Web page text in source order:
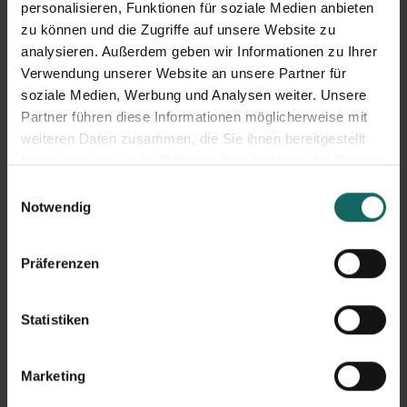
personalisieren, Funktionen für soziale Medien anbieten
zu können und die Zugriffe auf unsere Website zu
analysieren. Außerdem geben wir Informationen zu Ihrer
Verwendung unserer Website an unsere Partner für
soziale Medien, Werbung und Analysen weiter. Unsere
Partner führen diese Informationen möglicherweise mit
weiteren Daten zusammen, die Sie ihnen bereitgestellt
Notwendig
Präferenzen
Statistiken
Marketing
oder wieder in der Wohnung oder dem Haus wohnen
bleibt.
Wenn diese Genehmigung vom Vermieter vorliegt, sollte
man selbst einenMietvertrag aufsetzen. Dies ist zwar
erstmal kein Muss, sollte jedoch abgeschlossen werden,
damit man kein Risiko eingeht. Wenn man nicht genau
weiß, wie so ein Mietvertrag auszusehen hat, kann man
sich bei der Erstellung des Vertrags Hilfe von einem
Anwalt oder einem Notar geben lassen.
In dem Mietvertrag sollte man eine Miete und eine